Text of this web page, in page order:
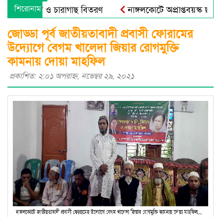
শিরোনামও চারাগাছ বিতরণ
নাঙ্গলকোটে অপ্রাপ্তবয়স্ক
এন্ড রুরাল ট্রান্সফরমেশন ফর নিউট্রিশন, এন্টারপ্রেনরশিপ এন্ড
জোড্ডা পূর্ব জাতীয়তাবাদী প্রবাসী ফোরামের
উদ্যোগে বেগম খালেদা জিয়ার রোগমুক্তি
কামনায় দোয়া মাহফিল
প্রকাশিত: ২:০১ অপরাহ্ণ, নভেম্বর ২৯, ২০২১